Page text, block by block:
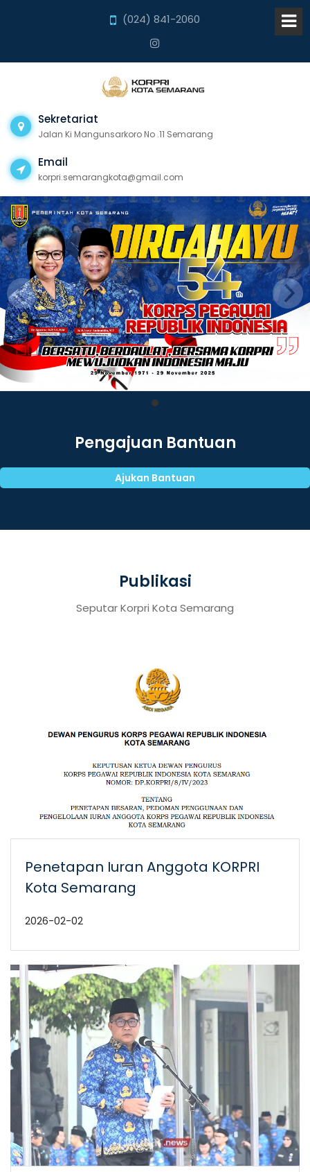
(024) 841-2060
Sekretariat
Jalan Ki Mangunsarkoro No .11 Semarang
Email
korpri.semarangkota@gmail.com
Pengajuan Bantuan
Ajukan Bantuan
Publikasi
Seputar Korpri Kota Semarang
Penetapan Iuran Anggota KORPRI
Kota Semarang
2026-02-02